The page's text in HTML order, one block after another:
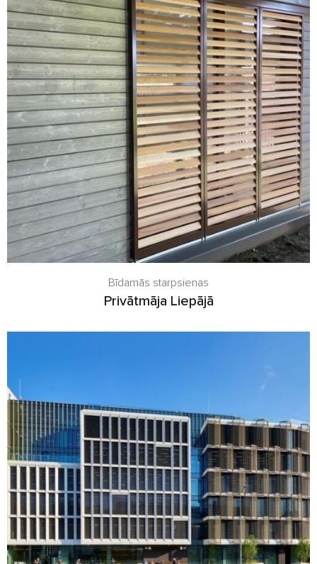
Bīdamās starpsienas
Privātmāja Liepājā